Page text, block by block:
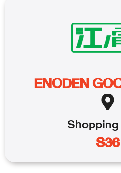
ENODEN
Shopping
S36